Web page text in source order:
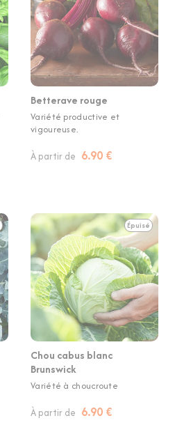
Betterave rouge
Variété productive et
vigoureuse.
À partir de 6.90 €
Épuisé
Chou cabus blanc
Brunswick
Variété à choucroute
À partir de 6.90 €